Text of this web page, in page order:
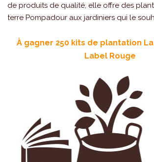
de produits de qualité, elle offre des
terre Pompadour aux jardiniers qui le
À gagner 250 kits de plantation
Label Rouge